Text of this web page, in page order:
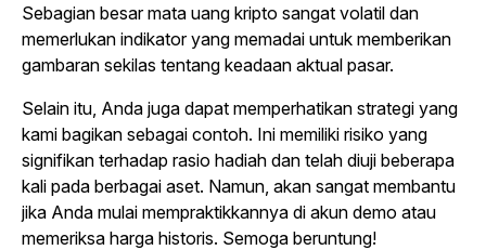
Sebagian besar mata uang kripto sangat volatil dan
memerlukan indikator yang memadai untuk memberikan
gambaran sekilas tentang keadaan aktual pasar.
Selain itu, Anda juga dapat memperhatikan strategi yang
kami bagikan sebagai contoh. Ini memiliki risiko yang
signifikan terhadap rasio hadiah dan telah diuji beberapa
kali pada berbagai aset. Namun, akan sangat membantu
jika Anda mulai mempraktikkannya di akun demo atau
memeriksa harga historis. Semoga beruntung!